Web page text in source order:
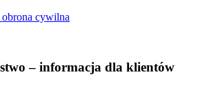
– informacja dla klientów